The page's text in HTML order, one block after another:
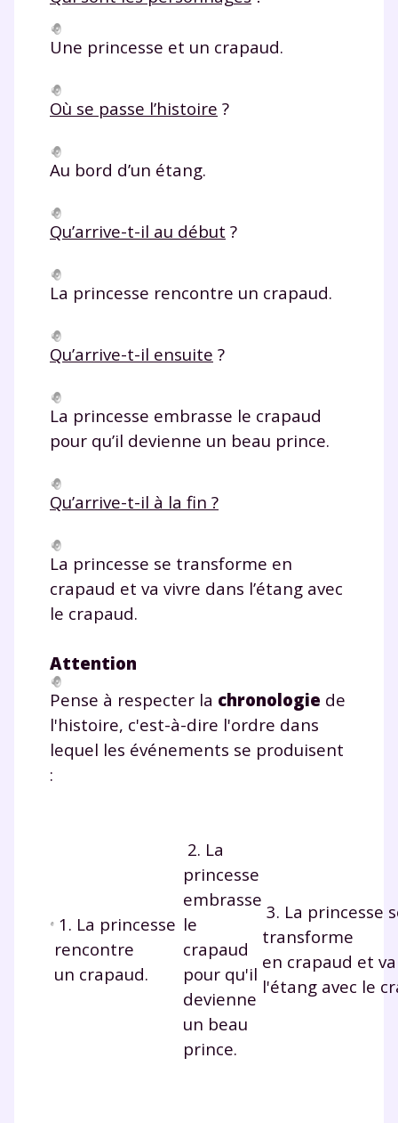
Une princesse et un crapaud.
Où se passe l’histoire ?
Au bord d’un étang.
Qu’arrive-t-il au début ?
La princesse rencontre un crapaud.
Qu’arrive-t-il ensuite ?
La princesse embrasse le crapaud
pour qu’il devienne un beau prince.
Qu’arrive-t-il à la fin ?
La princesse se transforme en
crapaud et va vivre dans l’étang avec
le crapaud.
Attention
Pense à respecter la chronologie de
l'histoire, c'est-à-dire l'ordre dans
lequel les événements se produisent
:
1. La princesse
rencontre
un crapaud.
2. La
princesse
embrasse
le
crapaud
pour qu'il
devienne
un beau
prince.
3. La princesse
transforme
en crapaud et
l'étang avec